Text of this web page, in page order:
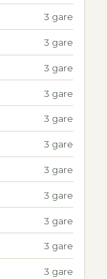
3 gare
3 gare
3 gare
3 gare
3 gare
3 gare
3 gare
3 gare
3 gare
3 gare
3 gare